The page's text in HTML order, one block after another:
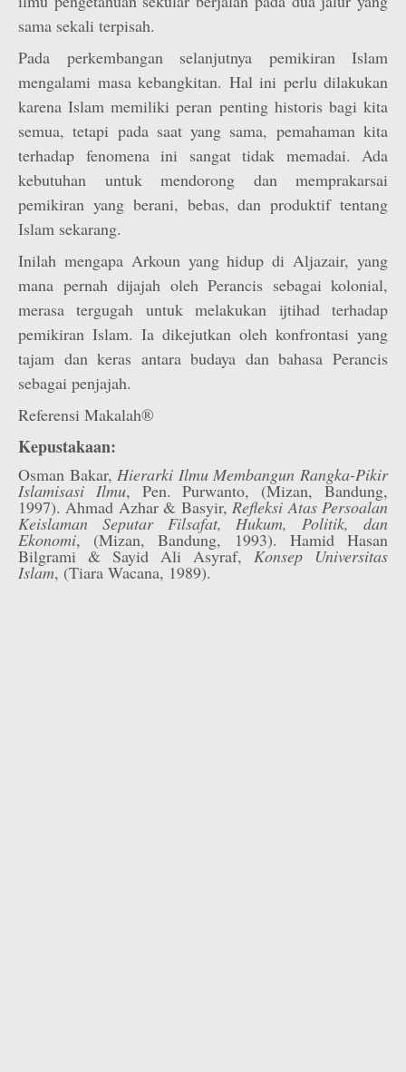
sama sekali terpisah.
Pada perkembangan selanjutnya pemikiran Islam
mengalami masa kebangkitan. Hal ini perlu dilakukan
karena Islam memiliki peran penting historis bagi kita
semua, tetapi pada saat yang sama, pemahaman kita
terhadap fenomena ini sangat tidak memadai. Ada
kebutuhan untuk mendorong dan memprakarsai
pemikiran yang berani, bebas, dan produktif tentang
Islam sekarang.
Inilah mengapa Arkoun yang hidup di Aljazair, yang
mana pernah dijajah oleh Perancis sebagai kolonial,
merasa tergugah untuk melakukan ijtihad terhadap
pemikiran Islam. Ia dikejutkan oleh konfrontasi yang
tajam dan keras antara budaya dan bahasa Perancis
sebagai penjajah.
Referensi Makalah®
Kepustakaan:
Osman Bakar,Hierarki Ilmu Membangun Rangka-Pikir
Islamisasi Ilmu, Pen. Purwanto, (Mizan, Bandung,
1997). Ahmad Azhar & Basyir,Refleksi Atas Persoalan
Keislaman Seputar Filsafat, Hukum, Politik, dan
Ekonomi, (Mizan, Bandung, 1993). Hamid Hasan
Bilgrami & Sayid Ali Asyraf, Konsep Universitas
Islam, (Tiara Wacana, 1989).